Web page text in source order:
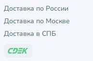
Доставка по России
Доставка по Москве
Доставка в СПБ